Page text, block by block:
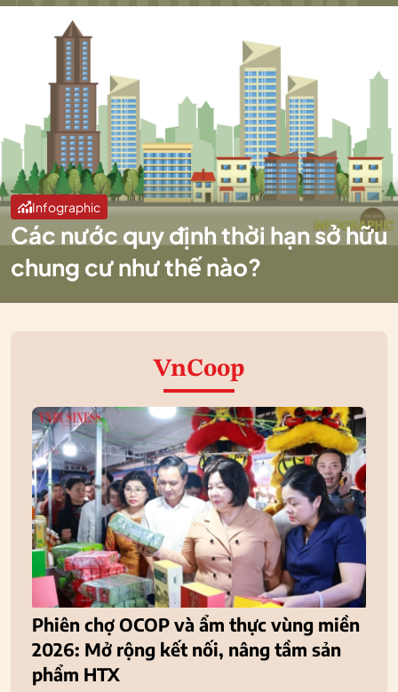
Infographic
Các nước quy định thời hạn sở hữu
chung cư như thế nào?
VnCoop
Phiên chợ OCOP và ẩm thực vùng miền
2026: Mở rộng kết nối, nâng tầm sản
phẩm HTX